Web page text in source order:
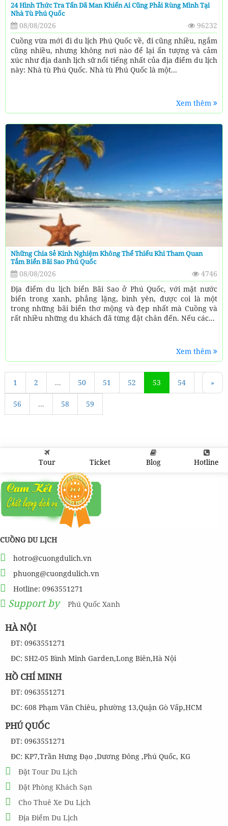
24 Hình Thức Tra Tấn Dã Man Khiến Ai Cũng Phải Rùng Mình Tại
Nhà Tù Phú Quốc
08/08/2026
96232
Cuồng vừa mới đi du lịch Phú Quốc về, đi cũng nhiều, ngắm
cũng nhiều, nhưng không nơi nào để lại ấn tượng và cảm
xúc như địa danh lịch sử nổi tiếng nhất của địa điểm du lịch
này: Nhà tù Phú Quốc. Nhà tù Phú Quốc là một...
Xem thêm
Những Chia Sẻ Kinh Nghiệm Không Thể Thiếu Khi Tham Quan
Tắm Biển Bãi Sao Phú Quốc
08/08/2026
4746
Địa điểm du lịch biển Bãi Sao ở Phú Quốc, với mặt nước
biển trong xanh, phẳng lặng, bình yên, được coi là một
trong những bãi biển thơ mộng và đẹp nhất mà Cuồng và
rất nhiều những du khách đã từng đặt chân đến. Nếu các...
Xem thêm
«
1 2 ... 50 51 52 53 54
56 ... 58 59
»
Tour Ticket Blog Hotline
CUỒNG DU LỊCH
hotro@cuongdulich.vn
phuong@cuongdulich.vn
Hotline: 0963551271
Support by Phú Quốc Xanh
HÀ NỘI
ĐT: 0963551271
ĐC: SH2-05 Bình Minh Garden,Long Biên,Hà Nội
HỒ CHÍ MINH
ĐT: 0963551271
ĐC: 608 Phạm Văn Chiêu, phường 13,Quận Gò Vấp,HCM
PHÚ QUỐC
ĐT: 0963551271
ĐC: KP7,Trần Hưng Đạo ,Dương Đông ,Phú Quốc, KG
Đặt Tour Du Lịch
Đặt Phòng Khách Sạn
Cho Thuê Xe Du Lịch
Địa Điểm Du Lịch